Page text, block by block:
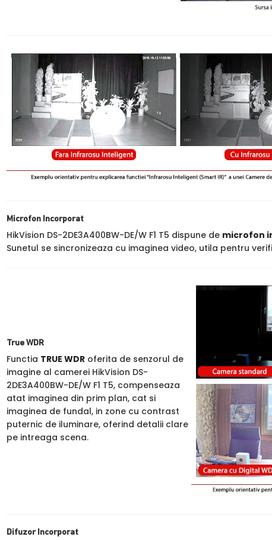
Microfon Incorporat
HikVision DS-2DE3A400BW-DE/W F1 T5 dispune de microfon
Sunetul se sincronizeaza cu imaginea video, utila pentru
True WDR
Functia TRUE WDR oferita de senzorul de
imagine al camerei HikVision DS-
2DE3A400BW-DE/W F1 T5, compenseaza
atat imaginea din prim plan, cat si
imaginea de fundal, in zone cu contrast
puternic de iluminare, oferind detalii clare
pe intreaga scena.
Difuzor Incorporat